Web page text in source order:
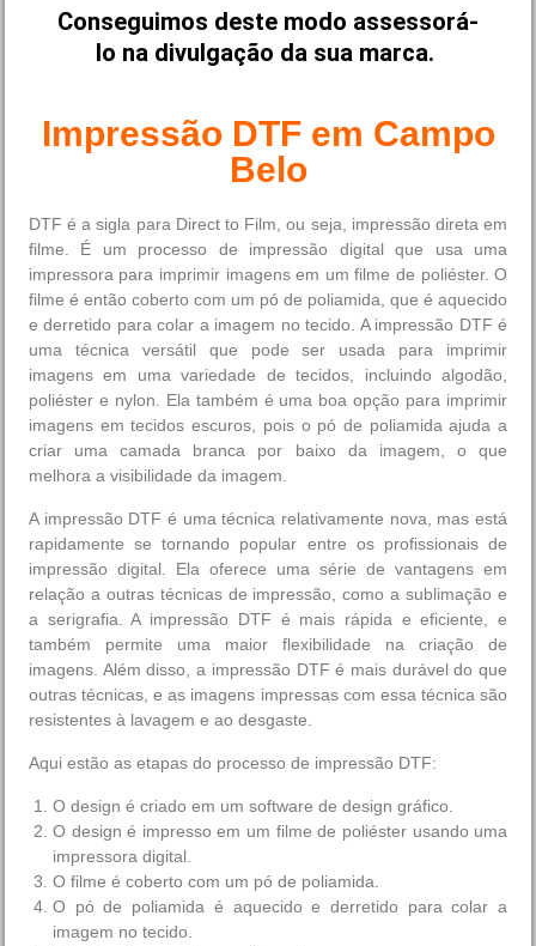
Conseguimos deste modo assessorá-
lo na divulgação da sua marca.
Impressão DTF em Campo
Belo
DTF é a sigla para Direct to Film, ou seja, impressão direta em
filme. É um processo de impressão digital que usa uma
impressora para imprimir imagens em um filme de poliéster. O
filme é então coberto com um pó de poliamida, que é aquecido
e derretido para colar a imagem no tecido. A impressão DTF é
uma técnica versátil que pode ser usada para imprimir
imagens em uma variedade de tecidos, incluindo algodão,
poliéster e nylon. Ela também é uma boa opção para imprimir
imagens em tecidos escuros, pois o pó de poliamida ajuda a
criar uma camada branca por baixo da imagem, o que
melhora a visibilidade da imagem.
A impressão DTF é uma técnica relativamente nova, mas está
rapidamente se tornando popular entre os profissionais de
impressão digital. Ela oferece uma série de vantagens em
relação a outras técnicas de impressão, como a sublimação e
a serigrafia. A impressão DTF é mais rápida e eficiente, e
também permite uma maior flexibilidade na criação de
imagens. Além disso, a impressão DTF é mais durável do que
outras técnicas, e as imagens impressas com essa técnica são
resistentes à lavagem e ao desgaste.
Aqui estão as etapas do processo de impressão DTF:
O design é criado em um software de design gráfico.
O design é impresso em um filme de poliéster usando uma
impressora digital.
O filme é coberto com um pó de poliamida.
O pó de poliamida é aquecido e derretido para colar a
imagem no tecido.